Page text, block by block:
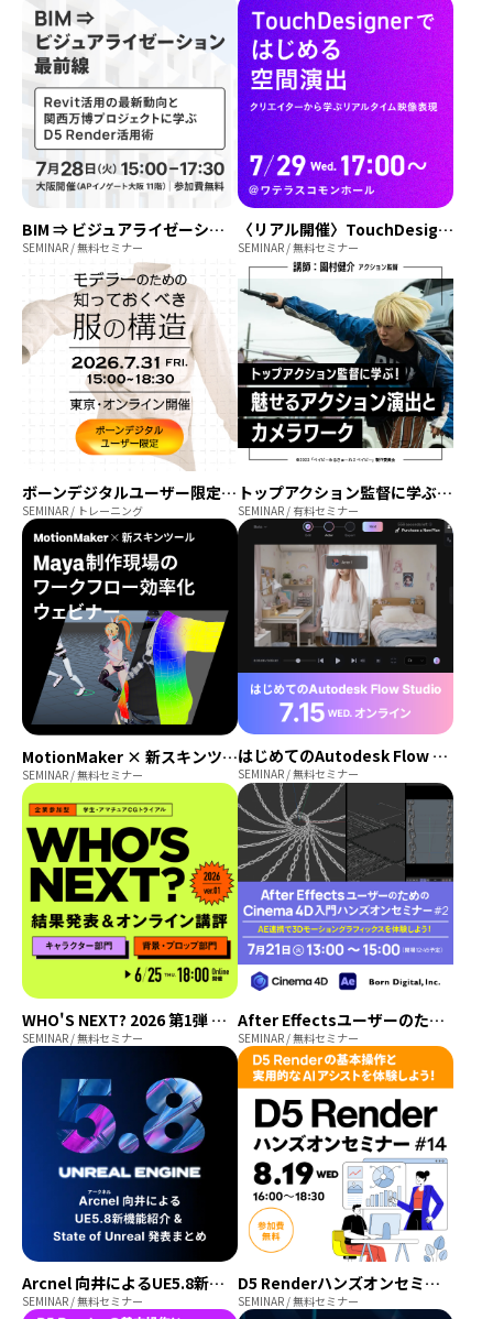
BIM ⇒ ビジュアライゼーション最前線｜Revit活用の最新動向と関西万博プロジェクトに学ぶD5 Render活用術
SEMINAR / 無料セミナー
〈リアル開催〉TouchDesignerではじめる空間演出 ─ クリエイターから学ぶリアルタイム映像表現
SEMINAR / 無料セミナー
ボーンデジタルユーザー限定「モデラーのための知っておくべき服の構造」講座
SEMINAR / トレーニング
トップアクション監督に学ぶ！魅せるアクション演出とカメラワーク
SEMINAR / 有料セミナー
MotionMaker × 新スキンツール：Maya 制作現場のワークフロー効率化ウェビナー
SEMINAR / 無料セミナー
はじめてのAutodesk Flow Studio：AI映像制作の最前線をnpaka氏と検証
SEMINAR / 無料セミナー
WHO'S NEXT? 2026 第1弾 結果発表&講評会
SEMINAR / 無料セミナー
After EffectsユーザーのためのCinema 4D入門ハンズオンセミナー＃2
SEMINAR / 無料セミナー
Arcnel 向井によるUE5.8新機能紹介 & State of Unreal 発表まとめ
SEMINAR / 無料セミナー
D5 Renderハンズオンセミナー 2026年8月開催【参加費無料】
SEMINAR / 無料セミナー